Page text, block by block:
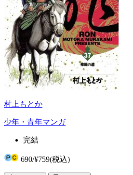
村上もとか
少年・青年マンガ
完結
690/¥759(税込)